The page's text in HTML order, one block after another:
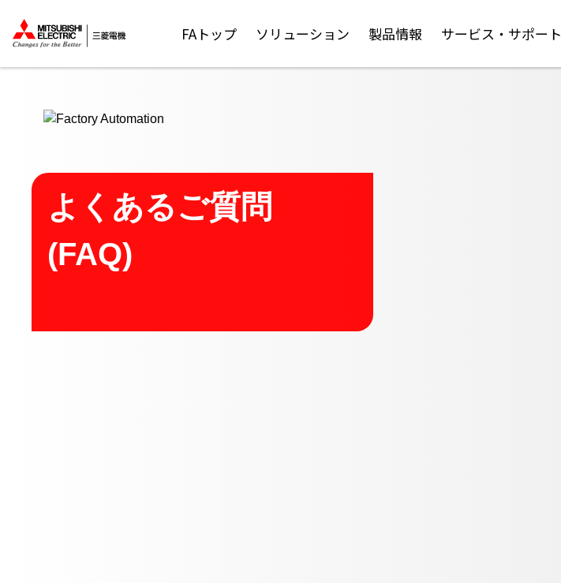
FAトップ ソリューション 製品情報 サービス・サポート
よくあるご質問
(FAQ)